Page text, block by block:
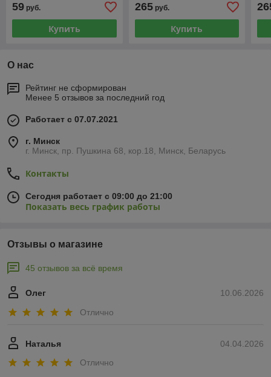
59 руб.
Купить
265руб.
Купить
О нас
Рейтинг не сформирован
Менее 5 отзывов за последний год
Работает с 07.07.2021
г. Минск
г. Минск, пр. Пушкина 68, кор.18, Минск, Беларусь
Контакты
Сегодня работает с 09:00 до 21:00
Показать весь график работы
Отзывы о магазине
45 отзывов за всё время
10.06.2026
Олег
Отлично
04.04.2026
Наталья
Отлично